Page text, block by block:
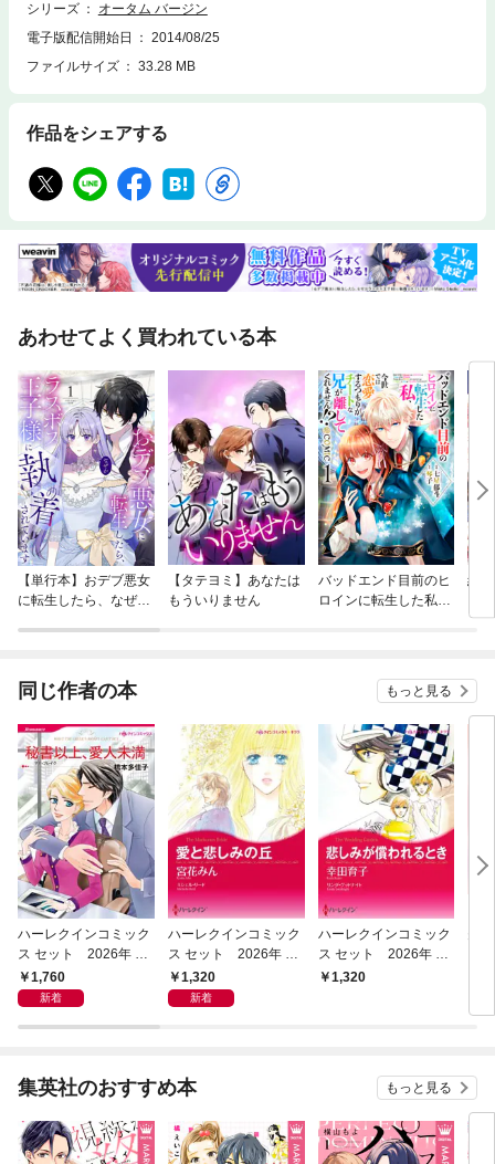
シリーズ
オータム バージン
電子版配信開始日
2014/08/25
ファイルサイズ
33.28 MB
作品をシェアする
あわせてよく買われている本
【単行本】おデブ悪女
に転生したら、なぜか
【タテヨミ】あなたは
もういりません
バッドエンド目前のヒ
ロインに転生した私、
結
同じ作者の本 もっと見る
ハーレクインコミック
ス セット 2026年 vo
l.1075
1,760
新着
ハーレクインコミック
ス セット 2026年 vo
l.1010
1,320
新着
ハーレクインコミック
ス セット 2026年 vo
l.851
1,320
集英社のおすすめ本 もっと見る